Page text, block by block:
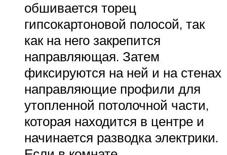
обшивается торец
гипсокартоновой полосой, так
как на него закрепится
направляющая. Затем
фиксируются на ней и на стенах
направляющие профили для
утопленной потолочной части,
которая находится в центре и
начинается разводка электрики.